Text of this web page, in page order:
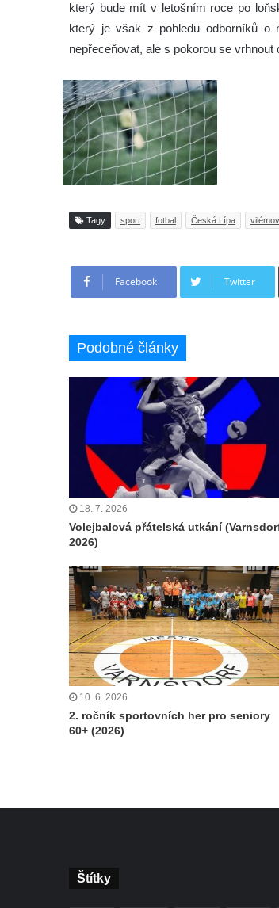
který bude mít v letošním roce po
který je však z pohledu odborníků o
nepřeceňovat, ale s pokorou se
Tagy sport fotbal Česká Lípa vilémov
Facebook Twitter
Podobné články
18. 7. 2026
Volejbalová přátelská utkání
2026)
10. 6. 2026
2. ročník sportovních her pro seniory
60+ (2026)
Štítky